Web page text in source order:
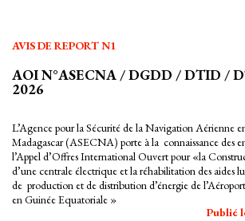
AVIS DE REPORT N1
AOI N°ASECNA / DGDD / DTID /
2026
L’Agence pour la Sécurité de la Navigation Aérienne
Madagascar (ASECNA) porte à la connaissance des
l’Appel d’Offres International Ouvert pour «la
d’une centrale électrique et la réhabilitation des aides
de production et de distribution d’énergie de
en Guinée Equatoriale »
Publié